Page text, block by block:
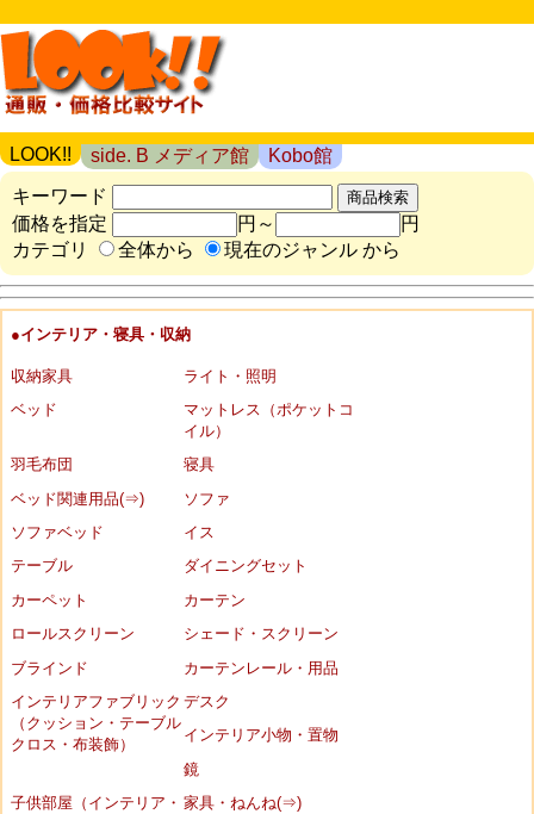
LOOK!! side. B メディア館
Kobo館
キーワード
価格を指定
円～
円
カテゴリ
全体から 現在のジャンル から
●インテリア・寝具・収納
収納家具
ライト・照明
ベッド
マットレス（ポケットコ
イル）
羽毛布団
寝具
ベッド関連用品(⇒)
ソファ
ソファベッド
イス
テーブル
ダイニングセット
カーペット
カーテン
ロールスクリーン
シェード・スクリーン
ブラインド
カーテンレール・用品
インテリアファブリック
（クッション・テーブル
クロス・布装飾）
デスク
インテリア小物・置物
鏡
子供部屋（インテリア・ 家具・ねんね(⇒)